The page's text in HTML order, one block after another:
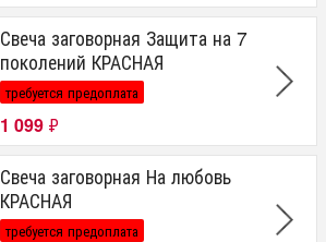
Свеча заговорная Защита на 7
поколений КРАСНАЯ
требуется предоплата
1 099 ₽
Свеча заговорная На любовь
КРАСНАЯ
требуется предоплата